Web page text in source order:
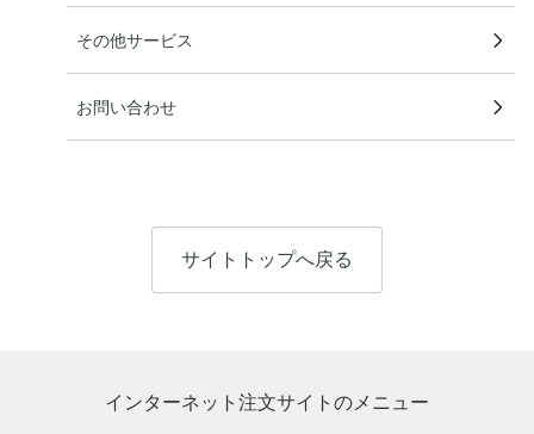
その他サービス
お問い合わせ
サイトトップへ戻る
インターネット注文サイトのメニュー